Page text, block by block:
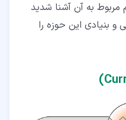
مربوط به آن آشنا شدید
بنیادی این حوزه را